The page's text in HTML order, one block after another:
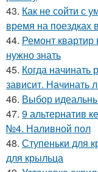
43. Как не сойти с
время на поездках
44. Ремонт квартир
нужно знать
45. Когда начинать
зависит. Начинать
46. Выбор
47. 9 альтернатив
№4. Наливной пол
48. Ступеньки для
для крыльца